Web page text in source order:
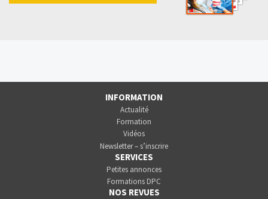
INFORMATION
Actualité
Formation
Vidéos
Newsletter – s’inscrire
SERVICES
Petites annonces
Formations DPC
NOS REVUES